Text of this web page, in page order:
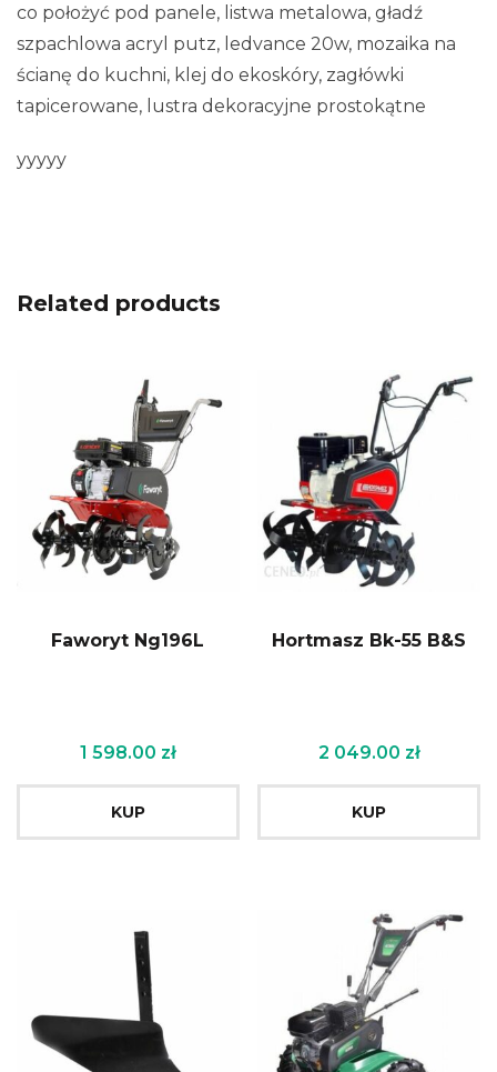
co położyć pod panele, listwa metalowa, gładź
szpachlowa acryl putz, ledvance 20w, mozaika na
ścianę do kuchni, klej do ekoskóry, zagłówki
tapicerowane, lustra dekoracyjne prostokątne
yyyyy
Related products
Faworyt Ng196L
1 598.00 zł
KUP
Hortmasz Bk-55 B&S
2 049.00 zł
KUP